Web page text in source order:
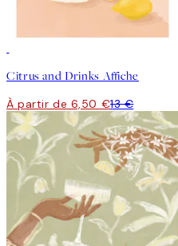
Citrus and Drinks Affiche
À partir de 6,50 €13 €